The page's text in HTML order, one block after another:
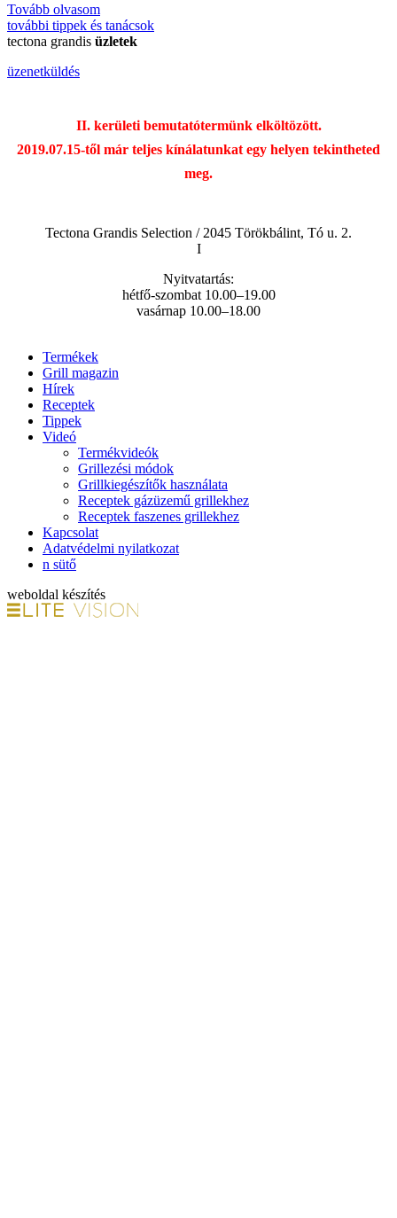
Tovább olvasom
további tippek és tanácsok
tectona grandis üzletek
üzenetküldés
II. kerületi bemutatótermünk elköltözött.
2019.07.15-től már teljes kínálatunkat egy helyen tekintheted
meg.
Tectona Grandis Selection / 2045 Törökbálint, Tó u. 2.
I
Nyitvatartás:
hétfő-szombat 10.00–19.00
vasárnap 10.00–18.00
Termékek
Grill magazin
Hírek
Receptek
Tippek
Videó
Termékvideók
Grillezési módok
Grillkiegészítők használata
Receptek gázüzemű grillekhez
Receptek faszenes grillekhez
Kapcsolat
Adatvédelmi nyilatkozat
n sütő
weboldal készítés